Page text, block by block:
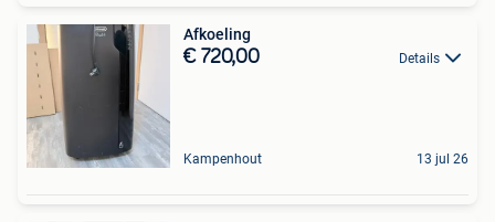
Afkoeling
€ 720,00 Details
Kampenhout 13 jul 26